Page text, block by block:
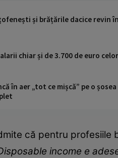
și brățările dacice revin
chiar și de 3.700 de euro
în aer „tot ce mișcă” pe o
că pentru profesiile
income e